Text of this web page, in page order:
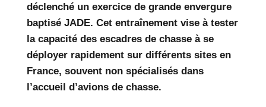
déclenché un exercice de grande envergure
baptisé JADE. Cet entraînement vise à tester
la capacité des escadres de chasse à se
déployer rapidement sur différents sites en
France, souvent non spécialisés dans
l’accueil d’avions de chasse.